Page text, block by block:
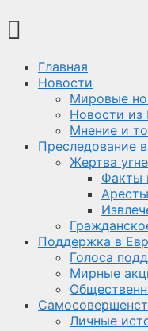
Главная
Новости
Мировые
Новости из
Мнение и
Преследование
Жертва
Факты
Поддержка в
Голоса
Мирные
Личные